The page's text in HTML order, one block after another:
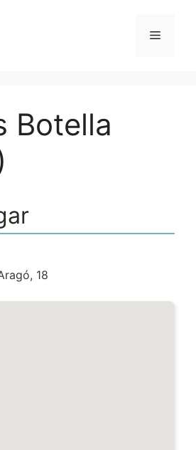
Menú
Botella
18